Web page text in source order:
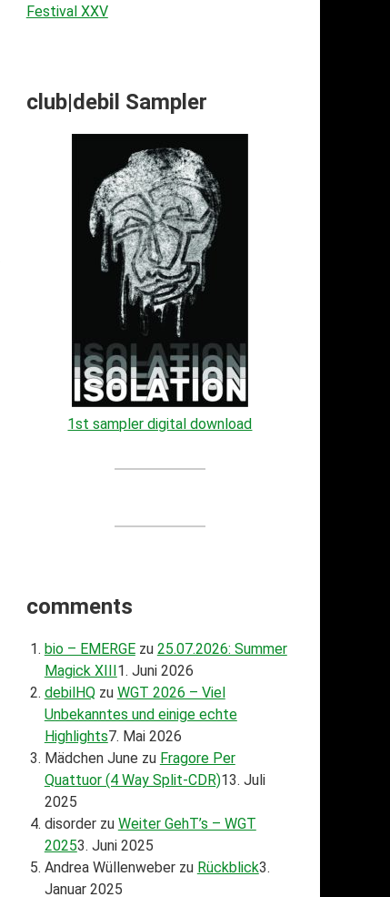
Festival XXV
club|debil Sampler
1st sampler digital download
comments
bio – EMERGEzu 25.07.2026: Summer
Magick XIII1. Juni 2026
debilHQzu WGT 2026 – Viel
Unbekanntes und einige echte
Highlights7. Mai 2026
Mädchen June zu Fragore Per
Quattuor (4 Way Split-CDR)13. Juli
2025
disorderzu Weiter GehT’s – WGT
20253. Juni 2025
Andrea Wüllenweberzu Rückblick3.
Januar 2025